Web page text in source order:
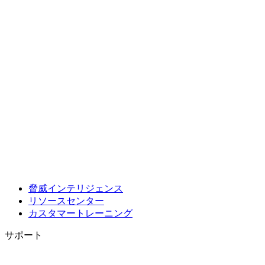
脅威インテリジェンス
リソースセンター
カスタマートレーニング
サポート